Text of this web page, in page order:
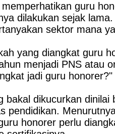
guru
dilakukan sejak
sektor mana
yang diangkat guru
menjadi PNS atau
jadi guru
bakal dikucurkan dinilai
pendidikan.
honorer perlu